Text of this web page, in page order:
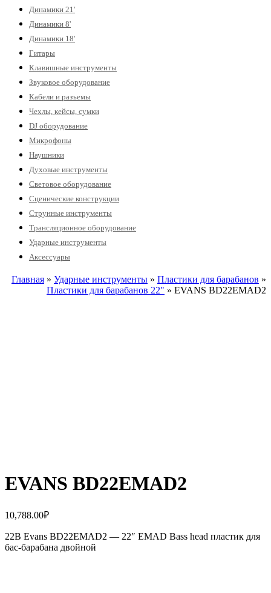
Динамики 21'
Динамики 8'
Динамики 18'
Гитары
Клавишные инструменты
Звуковое оборудование
Кабели и разъемы
Чехлы, кейсы, сумки
DJ оборудование
Микрофоны
Наушники
Духовые инструменты
Световое оборудование
Сценические конструкции
Струнные инструменты
Трансляционное оборудование
Ударные инструменты
Аксессуары
Главная » Ударные инструменты » Пластики для барабанов »
Пластики для барабанов 22" » EVANS BD22EMAD2
EVANS BD22EMAD2
10,788.00₽
22B Evans BD22EMAD2 — 22″ EMAD Bass head пластик для
бас-барабана двойной